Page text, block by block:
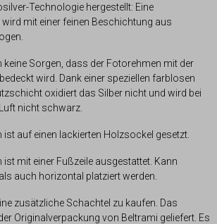
Technologie hergestellt: Eine
mit einer feinen Beschichtung aus
keine Sorgen, dass der Fotorehmen mit der
wird. Dank einer speziellen farblosen
oxidiert das Silber nicht und wird bei
nicht schwarz.
ist auf einen lackierten Holzsockel gesetzt.
ist mit einer Fußzeile ausgestattet. Kann
auch horizontal platziert werden.
zusätzliche Schachtel zu kaufen. Das
Originalverpackung von Beltrami geliefert. Es